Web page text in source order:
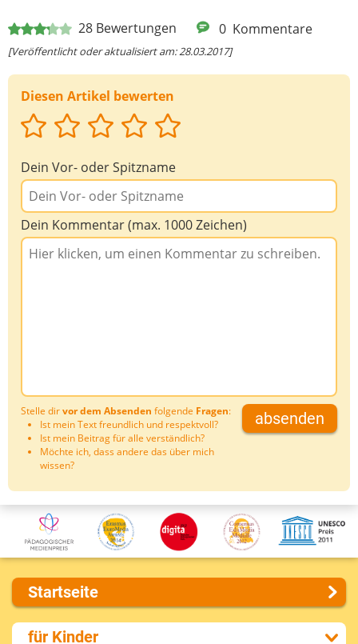
28 Bewertungen 0 Kommentare
[Veröffentlicht oder aktualisiert am: 28.03.2017]
Diesen Artikel bewerten
Dein Vor- oder Spitzname
Dein Kommentar (max. 1000 Zeichen)
Stelle dirvor dem Absenden folgende Fragen:
Ist mein Text freundlich und respektvoll?
Ist mein Beitrag für alle verständlich?
Möchte ich, dass andere das über mich
wissen?
absenden
Deine E-Mail-Adresse (wenn du eine Antwort
möchtest)
Deine Nachricht
Startseite
Über uns
für Kinder